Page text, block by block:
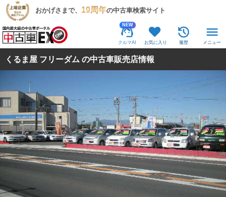
おかげさまで、 19周年の中古車検索サイト
NEW
クルマAI お気に入り 履歴 メニュー
くるま屋 フリーダム の中古車販売店情報